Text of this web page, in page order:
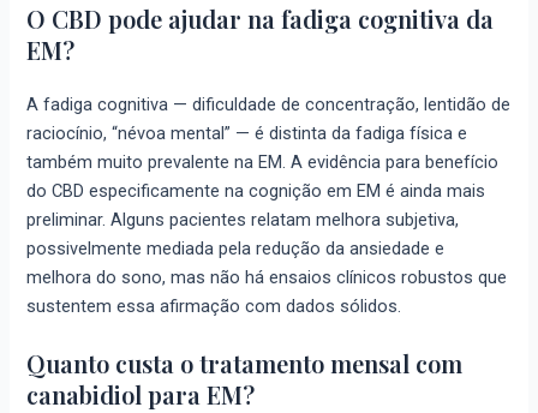
O CBD pode ajudar na fadiga cognitiva da
EM?
A fadiga cognitiva — dificuldade de concentração, lentidão de
raciocínio, “névoa mental” — é distinta da fadiga física e
também muito prevalente na EM. A evidência para benefício
do CBD especificamente na cognição em EM é ainda mais
preliminar. Alguns pacientes relatam melhora subjetiva,
possivelmente mediada pela redução da ansiedade e
melhora do sono, mas não há ensaios clínicos robustos que
sustentem essa afirmação com dados sólidos.
Quanto custa o tratamento mensal com
canabidiol para EM?